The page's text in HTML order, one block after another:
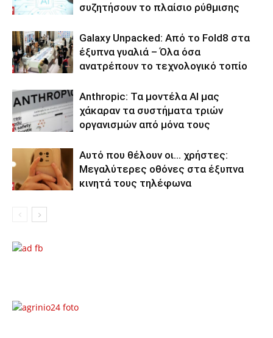
συζητήσουν το πλαίσιο ρύθμισης
Galaxy Unpacked: Από το Fold8 στα
έξυπνα γυαλιά – Όλα όσα
ανατρέπουν το τεχνολογικό τοπίο
Anthropic: Τα μοντέλα AI μας
χάκαραν τα συστήματα τριών
οργανισμών από μόνα τους
Αυτό που θέλουν οι… χρήστες:
Μεγαλύτερες οθόνες στα έξυπνα
κινητά τους τηλέφωνα